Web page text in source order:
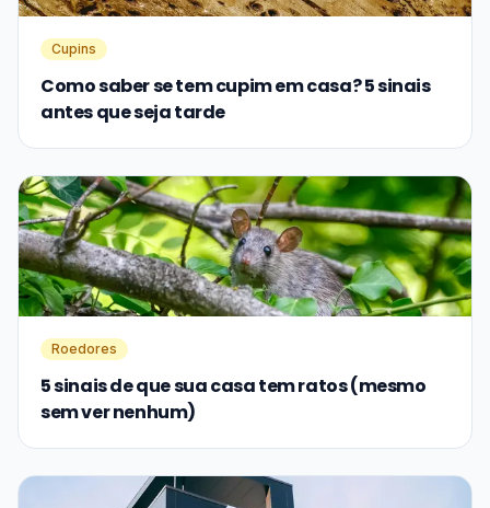
Cupins
Como saber se tem cupim em casa? 5 sinais
antes que seja tarde
Roedores
5 sinais de que sua casa tem ratos (mesmo
sem ver nenhum)